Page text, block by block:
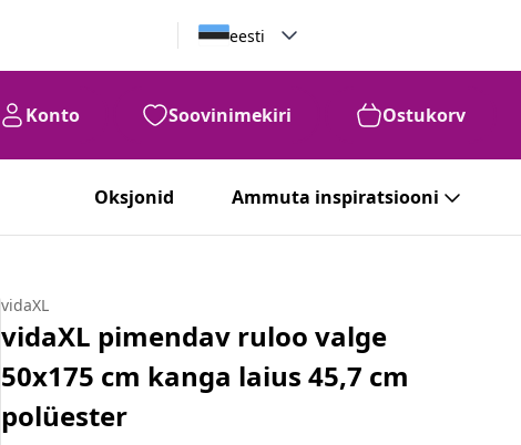
eesti
Konto Soovinimekiri Ostukorv
Oksjonid Ammuta inspiratsiooni
vidaXL
vidaXL pimendav ruloo valge
50x175 cm kanga laius 45,7 cm
polüester